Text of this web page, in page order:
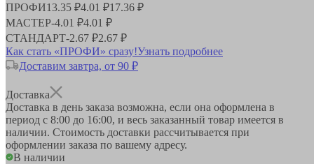
ПРОФИ13.35 ₽4.01 ₽17.36 ₽
МАСТЕР-4.01 ₽4.01 ₽
СТАНДАРТ-2.67 ₽2.67 ₽
Как стать «ПРОФИ» сразу!Узнать подробнее
Доставим завтра, от 90 ₽
Доставка
Доставка в день заказа возможна, если она оформлена в
период с 8:00 до 16:00, и весь заказанный товар имеется в
наличии. Стоимость доставки рассчитывается при
оформлении заказа по вашему адресу.
В наличии